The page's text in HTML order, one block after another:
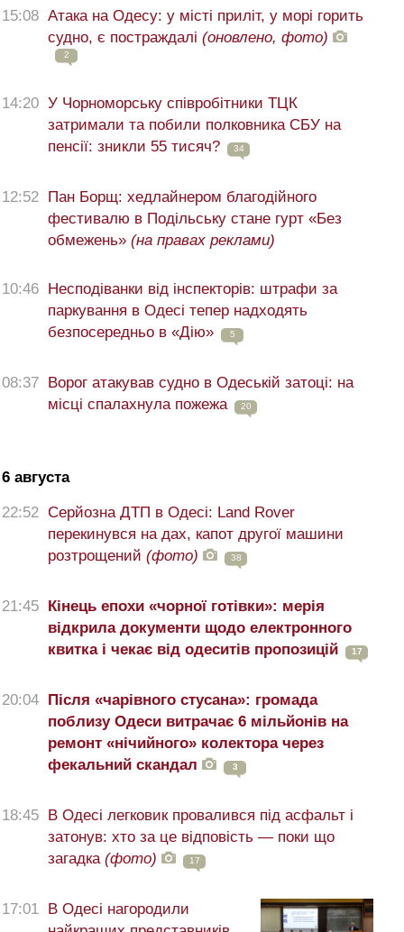
15:08 Атака на Одесу: у місті приліт, у морі горить
судно, є постраждалі (оновлено, фото)
2
14:20 У Чорноморську співробітники ТЦК
затримали та побили полковника СБУ на
пенсії: зникли 55 тисяч?
34
12:52 Пан Борщ: хедлайнером благодійного
фестивалю в Подільську стане гурт «Без
обмежень» (на правах реклами)
10:46 Несподіванки від інспекторів: штрафи за
паркування в Одесі тепер надходять
безпосередньо в «Дію»
5
08:37 Ворог атакував судно в Одеській затоці: на
місці спалахнула пожежа
20
6 августа
22:52 Серйозна ДТП в Одесі: Land Rover
перекинувся на дах, капот другої машини
розтрощений (фото) 38
21:45 Кінець епохи «чорної готівки»: мерія
відкрила документи щодо електронного
квитка і чекає від одеситів пропозицій
17
20:04 Після «чарівного стусана»: громада
поблизу Одеси витрачає 6 мільйонів на
ремонт «нічийного» колектора через
фекальний скандал
3
18:45 В Одесі легковик провалився під асфальт і
затонув: хто за це відповість — поки що
загадка (фото) 17
17:01
В Одесі нагородили